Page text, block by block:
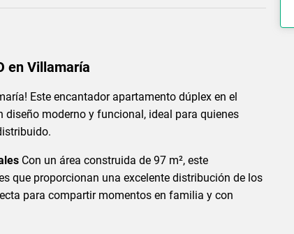
en Villamaría
Este encantador apartamento dúplex en el
diseño moderno y funcional, ideal para quienes
Con un área construida de 97 m², este
que proporcionan una excelente distribución de los
para compartir momentos en familia y con